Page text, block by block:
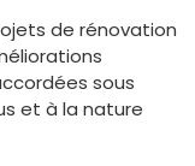
de rénovation
sous
et à la nature